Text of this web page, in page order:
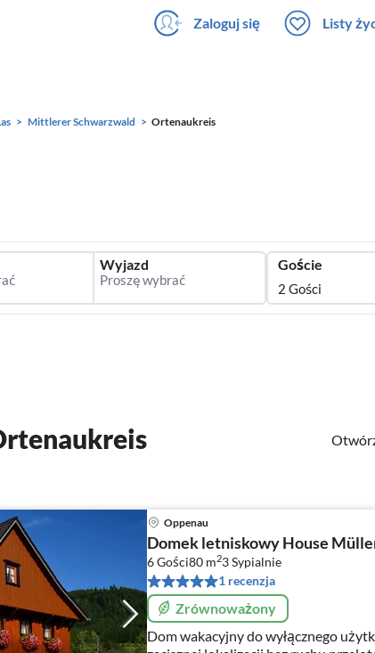
Zaloguj się Listy
Mittlerer Schwarzwald Ortenaukreis
Wyjazd Goście
2 Gości
Oppenau
Domek letniskowy House
6 Gości80 m23Sypialnie
1 recenzja
Zrównoważony
Dom wakacyjny do wyłącznego